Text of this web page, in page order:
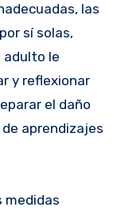
las
sí solas,
adulto le
y reflexionar
el daño
aprendizajes
medidas